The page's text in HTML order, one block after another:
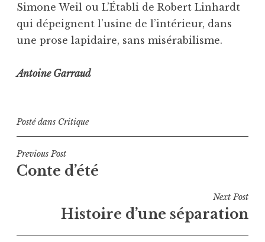
Simone Weil ou L’Établi de Robert Linhardt
qui dépeignent l’usine de l’intérieur, dans
une prose lapidaire, sans misérabilisme.
Antoine Garraud
Posté dans Critique
Navigation
de
Previous Post
Conte d’été
Next Post
Histoire d’une séparation